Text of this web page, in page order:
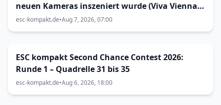
neuen Kameras inszeniert wurde (Viva Vienna
33)
esc-kompakt.de•Aug 7, 2026, 07:00
ESC kompakt Second Chance Contest 2026:
Runde 1 – Quadrelle 31 bis 35
esc-kompakt.de•Aug 6, 2026, 18:00